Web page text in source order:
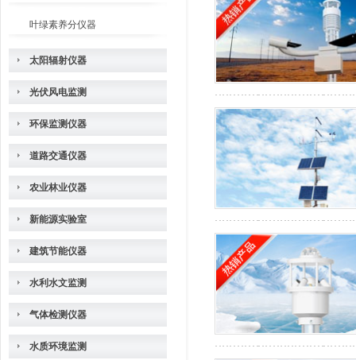
叶绿素养分仪器
太阳辐射仪器
光伏风电监测
环保监测仪器
道路交通仪器
农业林业仪器
新能源实验室
建筑节能仪器
水利水文监测
气体检测仪器
水质环境监测